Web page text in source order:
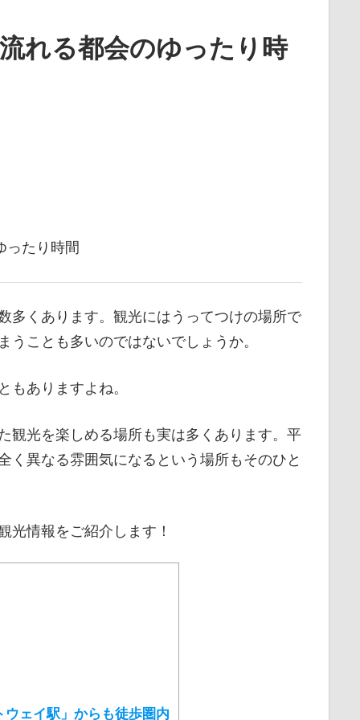
れる都会のゆったり時
ったり時間
多くあります。観光にはうってつけの場所で
ことも多いのではないでしょうか。
もありますよね。
観光を楽しめる場所も実は多くあります。平
く異なる雰囲気になるという場所もそのひと
光情報をご紹介します！
ェイ駅」からも徒歩圏内